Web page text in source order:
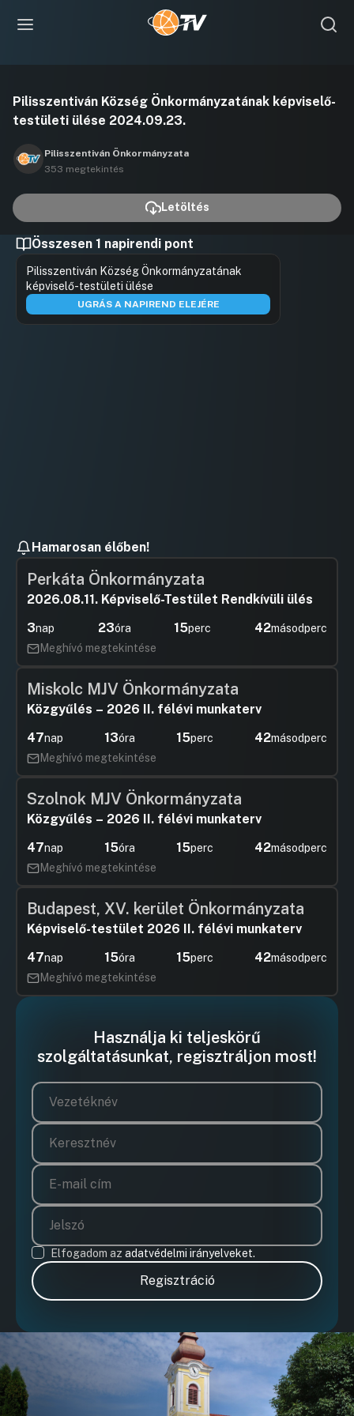
lejátszása
Pilisszentiván Község Önkormányzatának képviselő-
testületi ülése 2024.09.23.
Pilisszentiván Önkormányzata
353 megtekintés
Letöltés
Összesen 1 napirendi pont
Pilisszentiván Község Önkormányzatának
képviselő-testületi ülése
UGRÁS A NAPIREND ELEJÉRE
Hamarosan élőben!
Perkáta Önkormányzata
2026.08.11. Képviselő-Testület Rendkívüli ülés
3nap 23óra 15perc 42másodperc
Meghívó megtekintése
Miskolc MJV Önkormányzata
Közgyűlés – 2026 II. félévi munkaterv
47nap 13óra 15perc 42másodperc
Meghívó megtekintése
Szolnok MJV Önkormányzata
Közgyűlés – 2026 II. félévi munkaterv
47nap 15óra 15perc 42másodperc
Meghívó megtekintése
Budapest, XV. kerület Önkormányzata
Képviselő-testület 2026 II. félévi munkaterv
47nap 15óra 15perc 42másodperc
Meghívó megtekintése
Használja ki teljeskörű
szolgáltatásunkat, regisztráljon most!
Elfogadom az adatvédelmi irányelveket.
Regisztráció